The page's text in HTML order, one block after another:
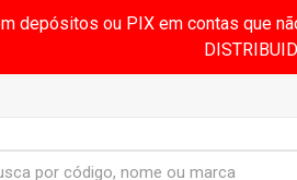
depósitos ou PIX em contas que